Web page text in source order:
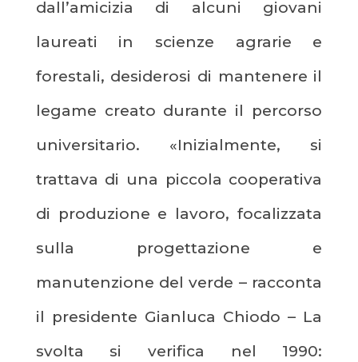
dall’amicizia di alcuni giovani
laureati in scienze agrarie e
forestali, desiderosi di mantenere il
legame creato durante il percorso
universitario. «Inizialmente, si
trattava di una piccola cooperativa
di produzione e lavoro, focalizzata
sulla progettazione e
manutenzione del verde – racconta
il presidente Gianluca Chiodo – La
svolta si verifica nel 1990: